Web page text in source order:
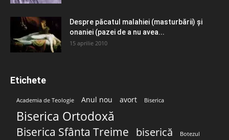
Despre păcatul malahiei (masturbării) şi
onaniei (pazei de a nu avea...
15 aprilie 2010
Etichete
Academia de Teologie Anul nou avort Biserica
Biserica Ortodoxă
Biserica Sfânta Treime biserică Botezul